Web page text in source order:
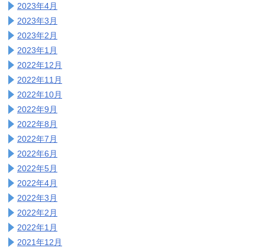
2023年4月
2023年3月
2023年2月
2023年1月
2022年12月
2022年11月
2022年10月
2022年9月
2022年8月
2022年7月
2022年6月
2022年5月
2022年4月
2022年3月
2022年2月
2022年1月
2021年12月